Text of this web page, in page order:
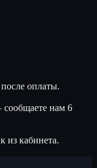
оплаты.
нам 6
из кабинета.